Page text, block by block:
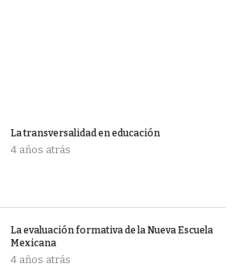
La transversalidad en educación
4 años atrás
La evaluación formativa de la Nueva Escuela
Mexicana
4 años atrás